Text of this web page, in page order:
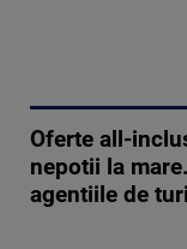
Oferte all-
nepotii la
agentiile de